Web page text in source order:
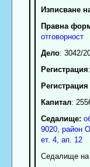
Изписване
Правна
отговорност
Дело: 3042/
Регистрация
Капитал:
Седалище:
9020, район
ет. 4, ап. 12
Седалище на